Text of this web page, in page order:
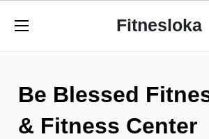
Fitnesloka
Be Blessed
& Fitness Center